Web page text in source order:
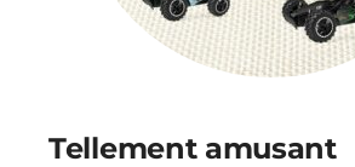
Tellement amusant